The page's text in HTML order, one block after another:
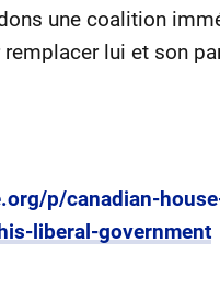
une coalition
lui et son
p/canadian-
liberal-government